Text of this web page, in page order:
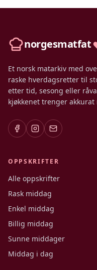
norgesmatfat
Et norsk matarkiv med
raske hverdagsretter til
etter tid, sesong eller
kjøkkenet trenger akkurat
OPPSKRIFTER
Alle oppskrifter
Rask middag
Enkel middag
Billig middag
Sunne middager
Middag i dag